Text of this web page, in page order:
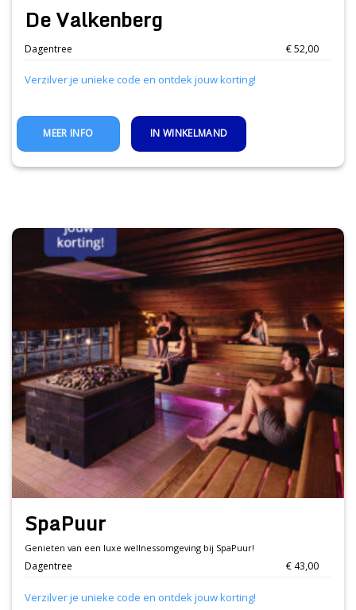
De Valkenberg
Dagentree € 52,00
Verzilver je unieke code en ontdek jouw korting!
IN WINKELMAND
MEER INFO
SpaPuur
Genieten van een luxe wellnessomgeving bij SpaPuur!
Dagentree € 43,00
Verzilver je unieke code en ontdek jouw korting!